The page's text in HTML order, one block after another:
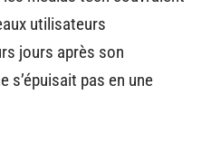
utilisateurs
jours après son
s’épuisait pas en une